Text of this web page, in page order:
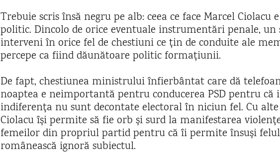
Trebuie scris însă negru pe alb: ceea ce face Marcel Ciolacu
politic. Dincolo de orice eventuale instrumentări penale, un
interveni în orice fel de chestiuni ce țin de conduite ale
percepe ca fiind dăunătoare politic formațiunii.
De fapt, chestiunea ministrului înfierbântat care dă
noaptea e neimportantă pentru conducerea PSD pentru că
indiferența nu sunt decontate electoral în niciun fel. Cu
Ciolacu își permite să fie orb și surd la manifestarea
femeilor din propriul partid pentru că îi permite însuși felul
românească ignoră subiectul.